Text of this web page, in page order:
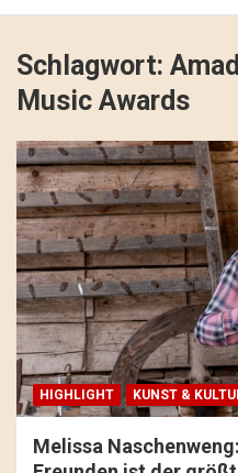
Schlagwort:
Music Awards
HIGHLIGHT KUNST &
Melissa